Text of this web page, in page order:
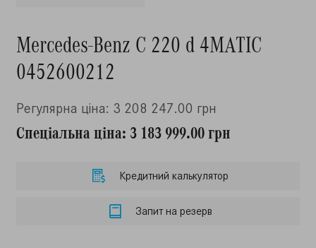
Mercedes-Benz C 220 d 4MATIC
0452600212
Регулярна ціна: 3 208 247.00 грн
Спеціальна ціна: 3 183 999.00 грн
Кредитний калькулятор
Запит на резерв